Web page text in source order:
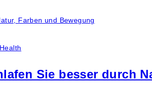
Sie besser durch